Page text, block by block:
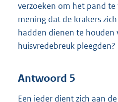
verzoeken om het pand te
mening dat de krakers
hadden dienen te houden
huisvredebreuk pleegden?
Antwoord 5
Een ieder dient zich aan